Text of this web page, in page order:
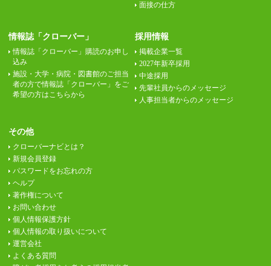
面接の仕方
情報誌「クローバー」
情報誌「クローバー」購読のお申し
込み
施設・大学・病院・図書館のご担当
者の方で情報誌「クローバー」をご
希望の方はこちらから
採用情報
掲載企業一覧
2027年新卒採用
中途採用
先輩社員からのメッセージ
人事担当者からのメッセージ
その他
クローバーナビとは？
新規会員登録
パスワードをお忘れの方
ヘルプ
著作権について
お問い合わせ
個人情報保護方針
個人情報の取り扱いについて
運営会社
よくある質問